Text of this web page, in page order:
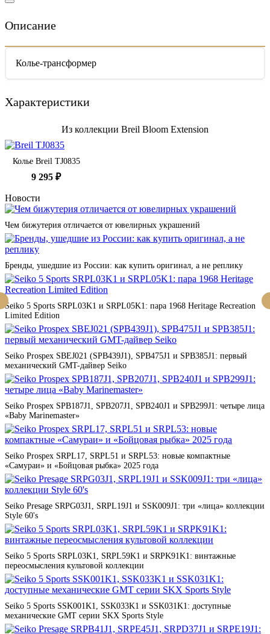
Описание
Колье-трансформер
Характеристики
Из коллекции Breil Bloom Extension
Колье Breil TJ0835
9 295 ₽
Новости
Чем бижутерия отличается от ювелирных украшений
Бренды, ушедшие из России: как купить оригинал, а не реплику
Seiko 5 Sports SRPL03K1 и SRPL05K1: пара 1968 Heritage Recreation
Limited Edition
Seiko Prospex SBEJ021 (SPB439J1), SPB475J1 и SPB385J1: первый
механический GMT-дайвер Seiko
Seiko Prospex SPB187J1, SPB207J1, SPB240J1 и SPB299J1: четыре лица
«Baby Marinemaster»
Seiko Prospex SRPL17, SRPL51 и SRPL53: новые компактные
«Самураи» и «Бойцовая рыбка» 2025 года
Seiko Presage SRPG03J1, SRPL19J1 и SSK009J1: три «лица» коллекции
Style 60's
Seiko 5 Sports SRPL03K1, SRPL59K1 и SRPK91K1: винтажные
переосмысления культовой коллекции
Seiko 5 Sports SSK001K1, SSK033K1 и SSK031K1: доступные
механические GMT серии SKX Sports Style